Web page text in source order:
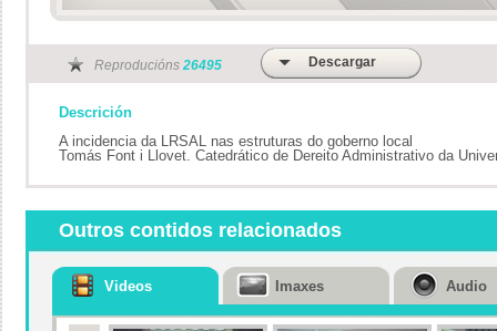
Reproducións 26495 Descargar
Descrición
A incidencia da LRSAL nas estruturas do goberno local
Tomás Font i Llovet. Catedrático de Dereito Administrativo da
Outros contidos relacionados
Videos Imaxes Audio